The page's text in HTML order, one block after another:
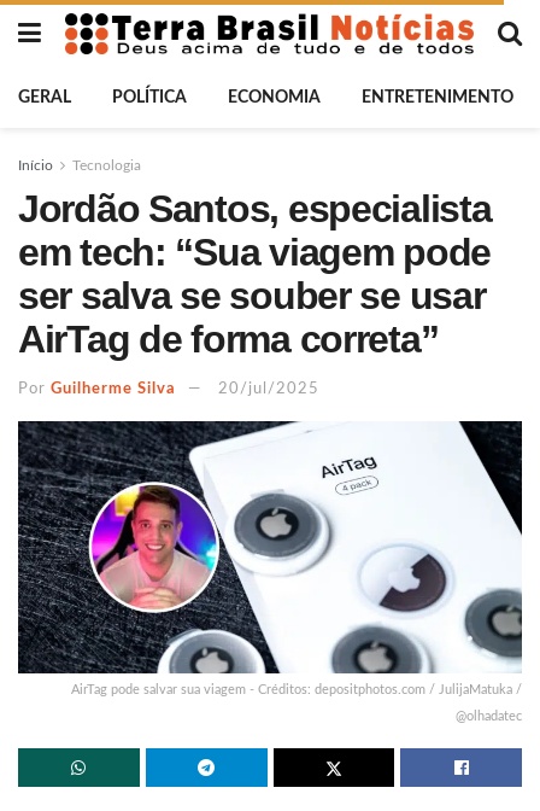
GERAL POLÍTICA ECONOMIA ENTRETENIMENTO
Início Tecnologia
Jordão Santos, especialista
em tech: “Sua viagem pode
ser salva se souber se usar
AirTag de forma correta”
Por Guilherme Silva 20/jul/2025
AirTag pode salvar sua viagem - Créditos: depositphotos.com / JulijaMatuka /
@olhadatec